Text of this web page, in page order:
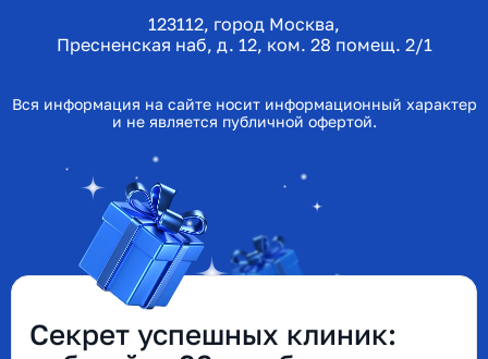
123112, город Москва,
Пресненская наб, д. 12, ком. 28 помещ. 2/1
Вся информация на сайте носит информационный характер
и не является публичной офертой.
Секрет успешных клиник: